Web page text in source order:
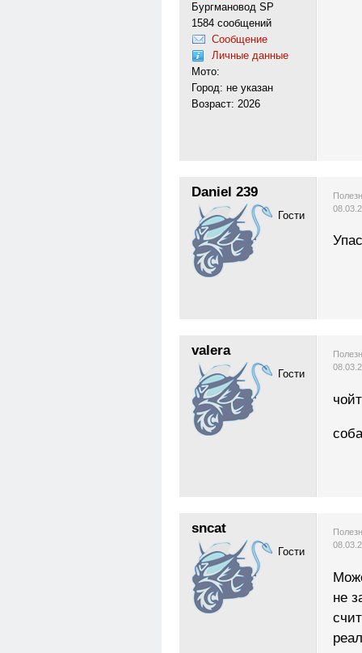
Бургмановод SP
1584 сообщений
Сообщение
Личные данные
Мото:
Город: не указан
Возраст: 2026
Daniel 239
Гости
valera
Гости
sncat
Гости
не